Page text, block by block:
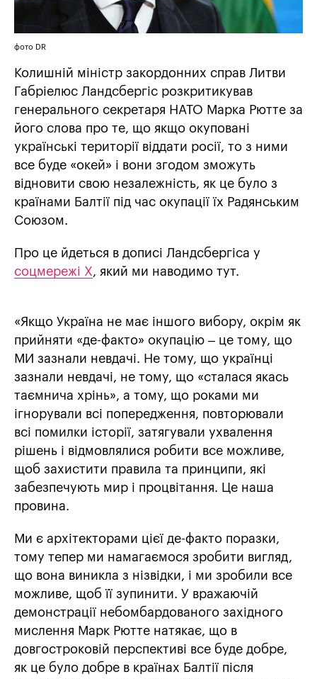
фото DR
Колишній міністр закордонних справ Литви
Габріелюс Ландсбергіс розкритикував
генерального секретаря НАТО Марка Рютте за
його слова про те, що якщо окуповані
українські території віддати росії, то з ними
все буде «окей» і вони згодом зможуть
відновити свою незалежність, як це було з
країнами Балтії під час окупації їх Радянським
Союзом.
Про це йдеться в дописі Ландсбергіса у
соцмережі Х, який ми наводимо тут.
«Якщо Україна не має іншого вибору, окрім як
прийняти «де-факто» окупацію – це тому, що
МИ зазнали невдачі. Не тому, що українці
зазнали невдачі, не тому, що «сталася якась
таємнича хрінь», а тому, що роками ми
ігнорували всі попередження, повторювали
всі помилки історії, затягували ухвалення
рішень і відмовлялися робити все можливе,
щоб захистити правила та принципи, які
забезпечують мир і процвітання. Це наша
провина.
Ми є архітекторами цієї де-факто поразки,
тому тепер ми намагаємося зробити вигляд,
що вона виникла з нізвідки, і ми зробили все
можливе, щоб її зупинити. У вражаючій
демонстрації небомбардованого західного
мислення Марк Рютте натякає, що в
довгостроковій перспективі все буде добре,
як це було добре в країнах Балтії після